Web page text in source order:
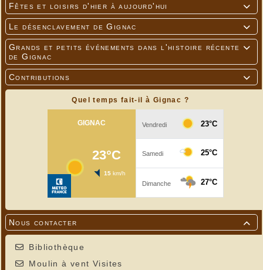

Fêtes et loisirs d'hier à aujourd'hui

Le désenclavement de Gignac

Grands et petits événements dans l'histoire récente
de Gignac

Contributions
Quel temps fait-il à Gignac ?

Nous contacter
Bibliothèque
Moulin à vent Visites